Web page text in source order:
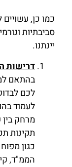
כמו כן, עשויים
סביבתיות
יינתנו.
דרישות
בהתאם
לכם
לעמוד
מרחק
תקינות
כגון
הממ"ד,